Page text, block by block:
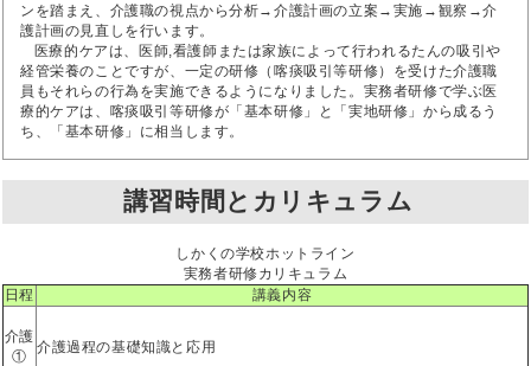
ンを踏まえ、介護職の視点から分析→介護計画の立案→実施→観察→介
護計画の見直しを行います。
医療的ケアは、医師,看護師または家族によって行われるたんの吸引や
経管栄養のことですが、一定の研修（喀痰吸引等研修）を受けた介護職
員もそれらの行為を実施できるようになりました。実務者研修で学ぶ医
療的ケアは、喀痰吸引等研修が「基本研修」と「実地研修」から成るう
ち、「基本研修」に相当します。
講習時間とカリキュラム
しかくの学校ホットライン
実務者研修カリキュラム
日程
講義内容
介護
①
介護過程の基礎知識と応用